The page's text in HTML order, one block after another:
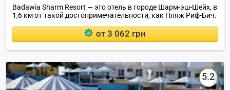
Badawia Sharm Resort — это отель в городе Шарм-эш-Шейх, в
1,6 км от такой достопримечательности, как Пляж Риф-Бич.
от 3 062 грн
5.2